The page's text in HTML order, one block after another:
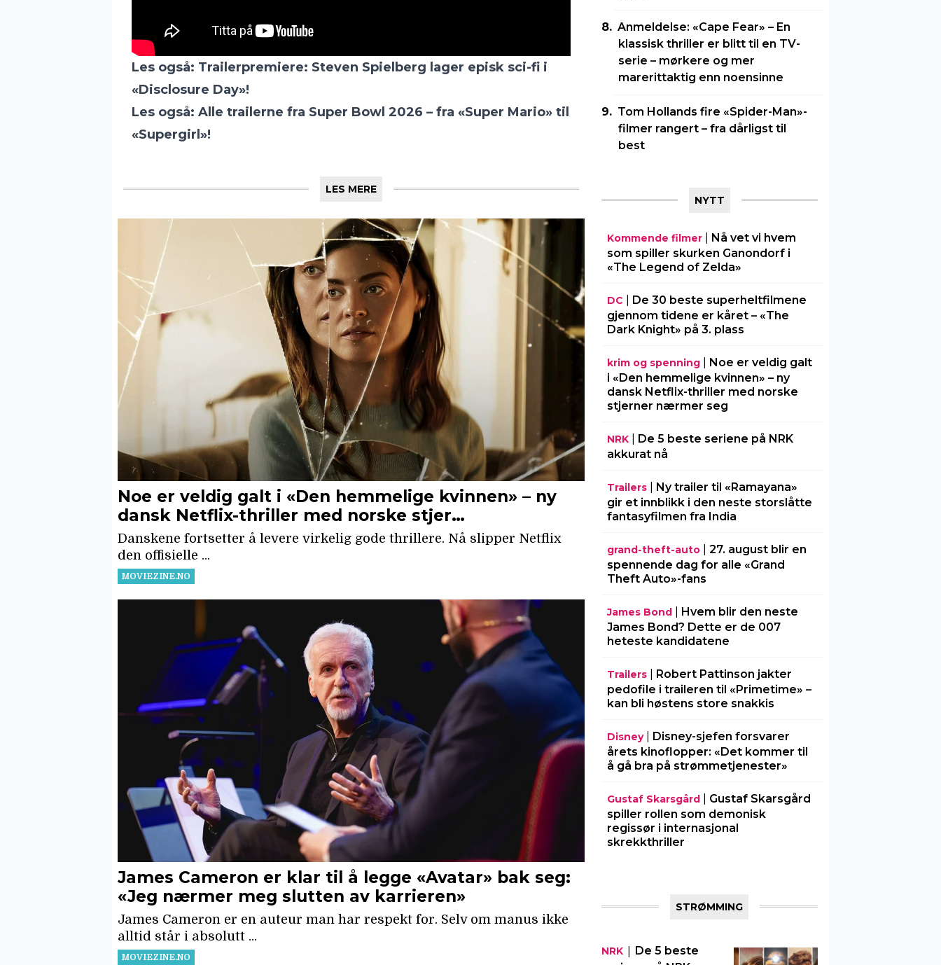
Les også: Trailerpremiere: Steven Spielberg lager episk sci-fi i
«Disclosure Day»!
Les også: Alle trailerne fra Super Bowl 2026 – fra «Super Mario» til
«Supergirl»!
LES MERE
Anmeldelse: «Cape Fear» – En
klassisk thriller er blitt til en TV-
serie – mørkere og mer
marerittaktig enn noensinne
Tom Hollands fire «Spider-Man»-
filmer rangert – fra dårligst til
best
NYTT
Kommende filmer| Nå vet vi hvem
som spiller skurken Ganondorf i
«The Legend of Zelda»
DC
De 30 beste superheltfilmene
gjennom tidene er kåret – «The
Dark Knight» på 3. plass
krim og spenning| Noe er veldig galt
i «Den hemmelige kvinnen» – ny
dansk Netflix-thriller med norske
stjerner nærmer seg
NRK| De 5 beste seriene på NRK
akkurat nå
Trailers| Ny trailer til «Ramayana»
gir et innblikk i den neste storslåtte
fantasyfilmen fra India
grand-theft-auto| 27. august blir en
spennende dag for alle «Grand
Theft Auto»-fans
James Bond| Hvem blir den neste
James Bond? Dette er de 007
heteste kandidatene
Trailers| Robert Pattinson jakter
pedofile i traileren til «Primetime» –
kan bli høstens store snakkis
Disney| Disney-sjefen forsvarer
årets kinoflopper: «Det kommer til
å gå bra på strømmetjenester»
Gustaf Skarsgård| Gustaf Skarsgård
spiller rollen som demonisk
regissør i internasjonal
skrekkthriller
STRØMMING
NRK| De 5 beste